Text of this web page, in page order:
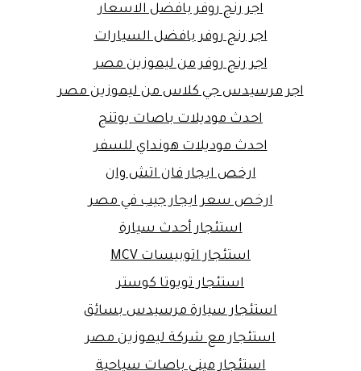
اجر رنج روفر بافضل الاسعار
اجر رنج روفر بافضل السيارات
اجر رنج روفر من ليموزين مصر
اجر مرسيدس جي كلاس من ليموزين مصر
احدث موديلات باصات يوتنج
احدث موديلات هونداي للسفر
ارخص ايجار فان اتش وان
ارخص سعر ايجار جيب في مصر
استئجار أحدث سيارة
استئجار اتوبيسات MCV
استئجار تويوتا كوستر
استئجار سيارة مرسيدس بسائق
استئجار مع شركة ليموزين مصر
استئجار ميني باصات سياحية